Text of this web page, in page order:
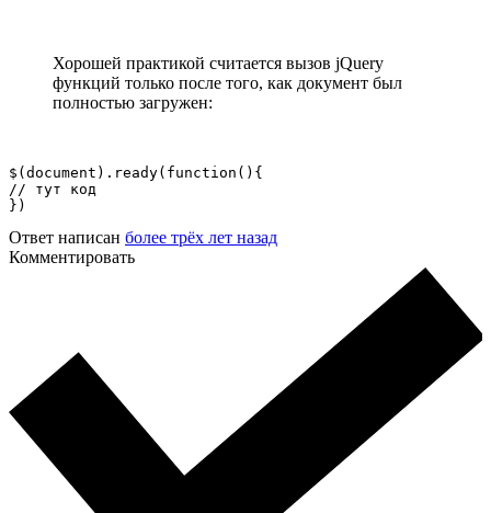
Хорошей практикой считается вызов jQuery
функций только после того, как документ был
полностью загружен:
$(document).ready(function(){
// тут код
})
Ответ написан более трёх лет назад
Комментировать